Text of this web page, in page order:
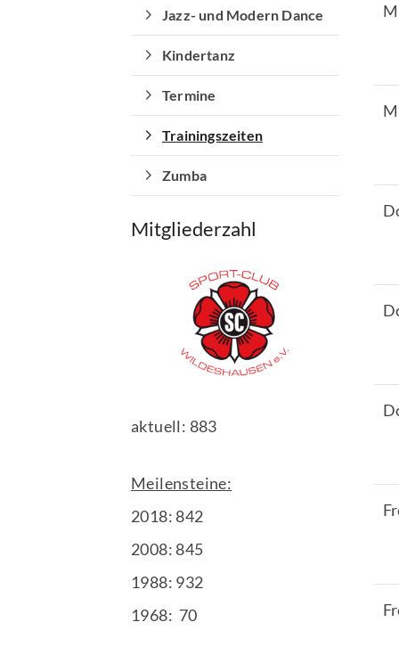
Jazz- und Modern Dance
Kindertanz
Termine
Trainingszeiten
Zumba
Mitgliederzahl
aktuell: 883
Meilensteine:
2018: 842
2008: 845
1988: 932
1968: 70
Quicklinks
Sportangebote finden
Sportsuche
Ausfälle und Vertretungen